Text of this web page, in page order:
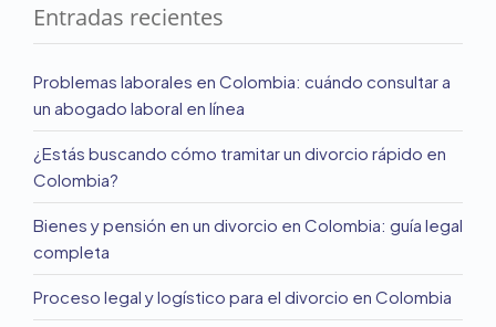
Entradas recientes
Problemas laborales en Colombia: cuándo consultar a
un abogado laboral en línea
¿Estás buscando cómo tramitar un divorcio rápido en
Colombia?
Bienes y pensión en un divorcio en Colombia: guía legal
completa
Proceso legal y logístico para el divorcio en Colombia